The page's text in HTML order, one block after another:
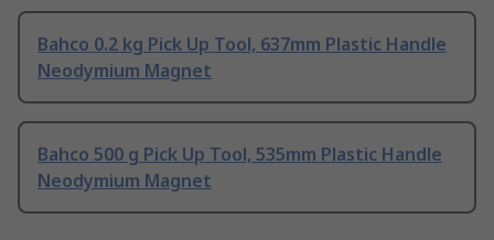
Bahco 0.2 kg Pick Up Tool, 637mm Plastic Handle
Neodymium Magnet
Bahco 500 g Pick Up Tool, 535mm Plastic Handle
Neodymium Magnet